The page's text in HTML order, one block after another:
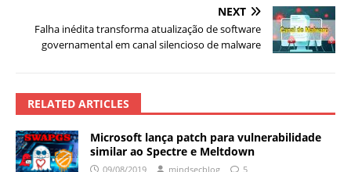
NEXT
Falha inédita transforma atualização de software
governamental em canal silencioso de malware
RELATED ARTICLES
Microsoft lança patch para vulnerabilidade
similar ao Spectre e Meltdown
09/08/2019 mindsecblog 5